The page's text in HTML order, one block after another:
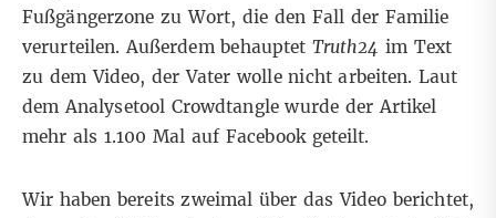
Fußgängerzone zu Wort, die den Fall der Familie
verurteilen. Außerdem behauptet Truth24im Text
zu dem Video, der Vater wolle nicht arbeiten. Laut
dem Analysetool Crowdtangle wurde der Artikel
mehr als 1.100 Mal auf Facebook geteilt.
Wir haben bereits zweimal über das Video berichtet,